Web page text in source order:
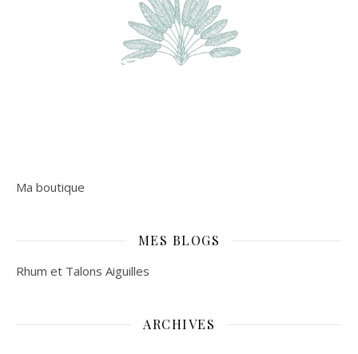
Ma boutique
MES BLOGS
Rhum et Talons Aiguilles
ARCHIVES